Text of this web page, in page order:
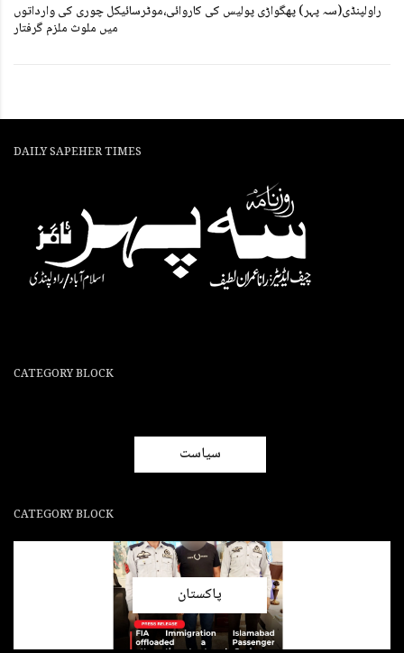
راولپنڈی(سہ پہر) پھگواڑی پولیس کی کاروائی،موٹرسائیکل چوری کی وارداتوں
میں ملوث ملزم گرفتار
DAILY SAPEHER TIMES
CATEGORY BLOCK
سیاست
CATEGORY BLOCK
پاکستان